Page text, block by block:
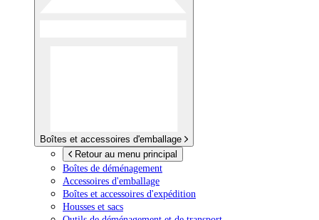
Boîtes et accessoires d'emballage
Retour au menu principal
Boîtes de déménagement
Accessoires d'emballage
Boîtes et accessoires d'expédition
Housses et sacs